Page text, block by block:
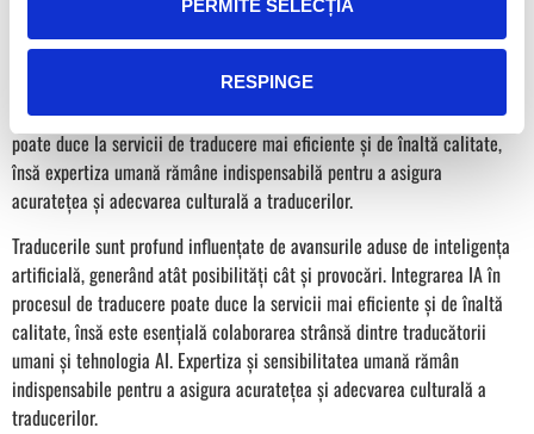
PERMITE SELECȚIA
RESPINGE
Concluzie
Inteligența artificială transformă industria traducerilor, oferind atât
avantaje, cât și provocări. Colaborarea dintre IA și traducătorii umani
poate duce la servicii de traducere mai eficiente și de înaltă calitate,
însă expertiza umană rămâne indispensabilă pentru a asigura
acuratețea și adecvarea culturală a traducerilor.
Traducerile sunt profund influențate de avansurile aduse de inteligența
artificială, generând atât posibilități cât și provocări. Integrarea IA în
procesul de traducere poate duce la servicii mai eficiente și de înaltă
calitate, însă este esențială colaborarea strânsă dintre traducătorii
umani și tehnologia AI. Expertiza și sensibilitatea umană rămân
indispensabile pentru a asigura acuratețea și adecvarea culturală a
traducerilor.